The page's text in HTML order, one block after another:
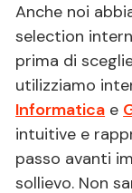
Anche noi
selection
prima di
utilizziamo
Informatica e
intuitive e
passo avanti
sollievo. Non